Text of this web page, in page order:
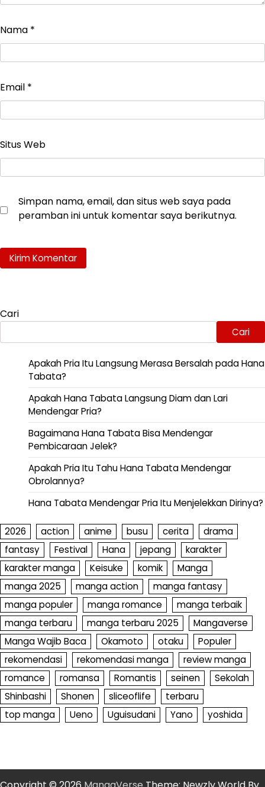
Nama *
Email *
Situs Web
Simpan nama, email, dan situs web saya pada
peramban ini untuk komentar saya berikutnya.
Cari
Cari
Apakah Pria Itu Langsung Merasa Bersalah pada Hana
Tabata?
Apakah Hana Tabata Langsung Diam dan Lari
Mendengar Pria?
Bagaimana Hana Tabata Bisa Mendengar
Pembicaraan Jelek?
Apakah Pria Itu Tahu Hana Tabata Mendengar
Obrolannya?
Hana Tabata Mendengar Pria Itu Menjelekkan Dirinya?
2026 action anime busu cerita
drama
fantasy
Festival Hana jepang
karakter
karakter manga
Keisuke komik
Manga
manga 2025
manga action
manga fantasy
manga populer
manga romance
manga terbaik
manga terbaru
manga terbaru 2025
Mangaverse
Manga Wajib Baca
Okamoto otaku
Populer
rekomendasi
rekomendasi manga
review manga
romance
romansa Romantis seinen
Sekolah
Shinbashi
Shonen sliceoflife
terbaru
top manga
Ueno Uguisudani Yano yoshida